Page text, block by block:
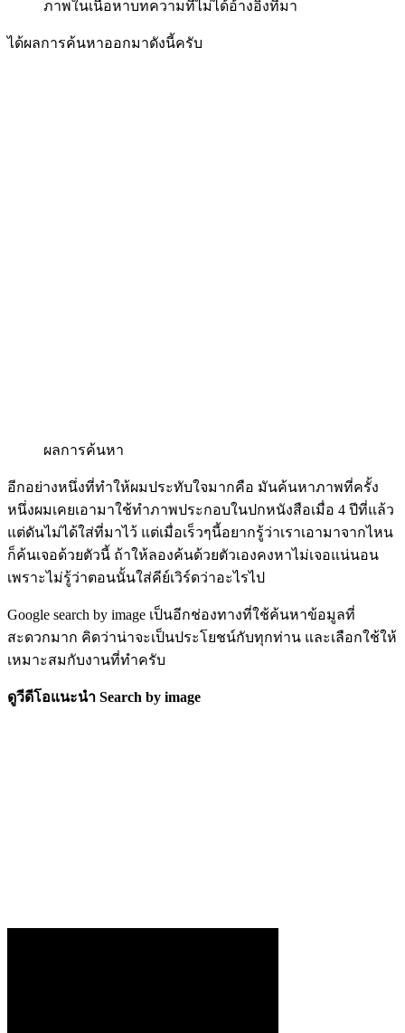
ภาพในเนื้อหาบทความที่ไม่ได้อ้างอิงที่มา
ได้ผลการค้นหาออกมาดังนี้ครับ
ผลการค้นหา
อีกอย่างหนึ่งที่ทำให้ผมประทับใจมากคือ มันค้นหาภาพที่ครั้ง
หนึ่งผมเคยเอามาใช้ทำภาพประกอบในปกหนังสือเมื่อ 4 ปีที่แล้ว
แต่ดันไม่ได้ใส่ที่มาไว้ แต่เมื่อเร็วๆนี้อยากรู้ว่าเราเอามาจากไหน
ก็ค้นเจอด้วยตัวนี้ ถ้าให้ลองค้นด้วยตัวเองคงหาไม่เจอแน่นอน
เพราะไม่รู้ว่าตอนนั้นใส่คีย์เวิร์ดว่าอะไรไป
Google search by image เป็นอีกช่องทางที่ใช้ค้นหาข้อมูลที่
สะดวกมาก คิดว่าน่าจะเป็นประโยชน์กับทุกท่าน และเลือกใช้ให้
เหมาะสมกับงานที่ทำครับ
ดูวีดีโอแนะนำ Search by image